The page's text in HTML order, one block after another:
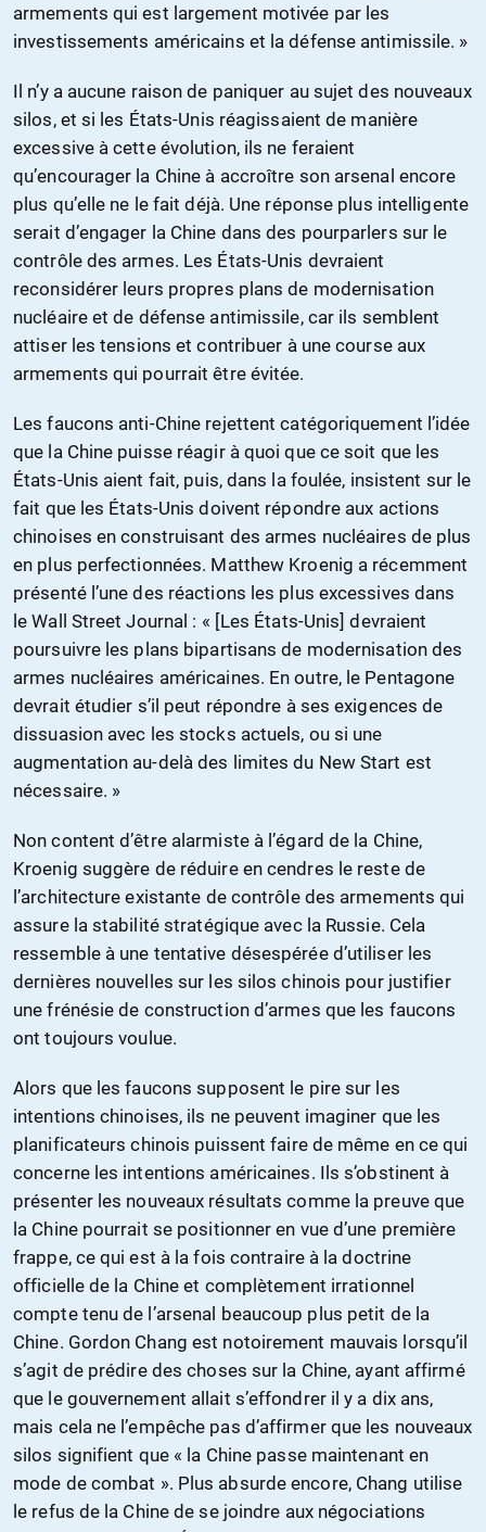
armements qui est largement motivée par les
investissements américains et la défense antimissile. »
Il n’y a aucune raison de paniquer au sujet des nouveaux
silos, et si les États-Unis réagissaient de manière
excessive à cette évolution, ils ne feraient
qu’encourager la Chine à accroître son arsenal encore
plus qu’elle ne le fait déjà. Une réponse plus intelligente
serait d’engager la Chine dans des pourparlers sur le
contrôle des armes. Les États-Unis devraient
reconsidérer leurs propres plans de modernisation
nucléaire et de défense antimissile, car ils semblent
attiser les tensions et contribuer à une course aux
armements qui pourrait être évitée.
Les faucons anti-Chine rejettent catégoriquement l’idée
que la Chine puisse réagir à quoi que ce soit que les
États-Unis aient fait, puis, dans la foulée, insistent sur le
fait que les États-Unis doivent répondre aux actions
chinoises en construisant des armes nucléaires de plus
en plus perfectionnées. Matthew Kroenig a récemment
présenté l’une des réactions les plus excessives dans
le Wall Street Journal : « [Les États-Unis] devraient
poursuivre les plans bipartisans de modernisation des
armes nucléaires américaines. En outre, le Pentagone
devrait étudier s’il peut répondre à ses exigences de
dissuasion avec les stocks actuels, ou si une
augmentation au-delà des limites du New Start est
nécessaire. »
Non content d’être alarmiste à l’égard de la Chine,
Kroenig suggère de réduire en cendres le reste de
l’architecture existante de contrôle des armements qui
assure la stabilité stratégique avec la Russie. Cela
ressemble à une tentative désespérée d’utiliser les
dernières nouvelles sur les silos chinois pour justifier
une frénésie de construction d’armes que les faucons
ont toujours voulue.
Alors que les faucons supposent le pire sur les
intentions chinoises, ils ne peuvent imaginer que les
planificateurs chinois puissent faire de même en ce qui
concerne les intentions américaines. Ils s’obstinent à
présenter les nouveaux résultats comme la preuve que
la Chine pourrait se positionner en vue d’une première
frappe, ce qui est à la fois contraire à la doctrine
officielle de la Chine et complètement irrationnel
compte tenu de l’arsenal beaucoup plus petit de la
Chine. Gordon Chang est notoirement mauvais lorsqu’il
s’agit de prédire des choses sur la Chine, ayant affirmé
que le gouvernement allait s’effondrer il y a dix ans,
mais cela ne l’empêche pas d’affirmer que les nouveaux
silos signifient que « la Chine passe maintenant en
mode de combat ». Plus absurde encore, Chang utilise
le refus de la Chine de se joindre aux négociations